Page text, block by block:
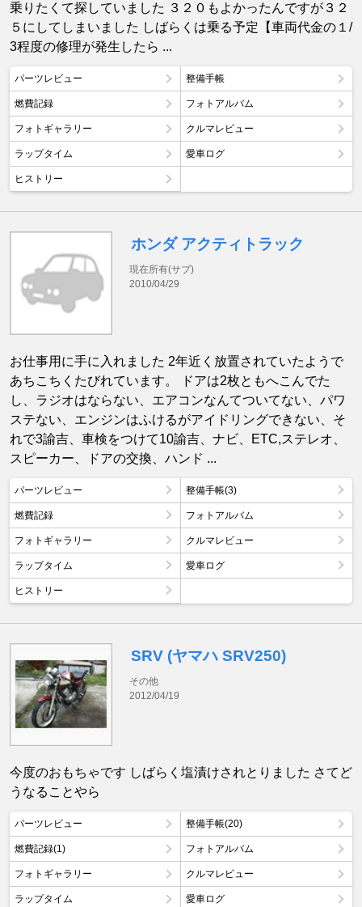
乗りたくて探していました ３２０もよかったんですが３２
５にしてしまいました しばらくは乗る予定【車両代金の１/
3程度の修理が発生したら ...
パーツレビュー 整備手帳
燃費記録 フォトアルバム
フォトギャラリー クルマレビュー
ラップタイム 愛車ログ
ヒストリー
ホンダ アクティトラック
現在所有(サブ)
2010/04/29
お仕事用に手に入れました 2年近く放置されていたようで
あちこちくたびれています。 ドアは2枚ともへこんでた
し、ラジオはならない、エアコンなんてついてない、パワ
ステない、エンジンはふけるがアイドリングできない、そ
れで3諭吉、車検をつけて10諭吉、ナビ、ETC,ステレオ、
スピーカー、ドアの交換、ハンド ...
パーツレビュー 整備手帳(3)
燃費記録 フォトアルバム
フォトギャラリー クルマレビュー
ラップタイム 愛車ログ
ヒストリー
SRV (ヤマハ SRV250)
その他
2012/04/19
今度のおもちゃです しばらく塩漬けされとりました さてど
うなることやら
パーツレビュー 整備手帳(20)
燃費記録(1) フォトアルバム
フォトギャラリー クルマレビュー
ラップタイム 愛車ログ